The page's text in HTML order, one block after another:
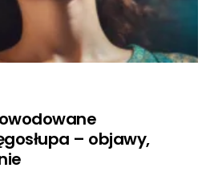
– objawy,